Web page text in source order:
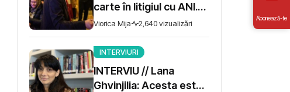
carte în litigiul cu ANI.
Miza - 10 milioane de lei
Viorica Mija 2,640 vizualizări
INTERVIURI
INTERVIU // Lana
Ghvinjilia: Acesta este
Abonează-te